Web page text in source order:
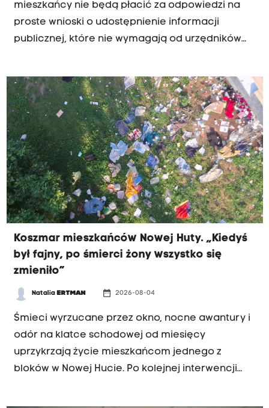
mieszkańcy nie będą płacić za odpowiedzi na
proste wnioski o udostępnienie informacji
publicznej, które nie wymagają od urzędników
skomplikowanych spraw stawka ma wynosić 50
zł za każdą godzinę przygotowywania
odpowiedzi.
Koszmar mieszkańców Nowej Huty. „Kiedyś
był fajny, po śmierci żony wszystko się
zmieniło”
Natalia ERTMAN date_range 2026-08-04
Śmieci wyrzucane przez okno, nocne awantury i
odór na klatce schodowej od miesięcy
uprzykrzają życie mieszkańcom jednego z
bloków w Nowej Hucie. Po kolejnej interwencji